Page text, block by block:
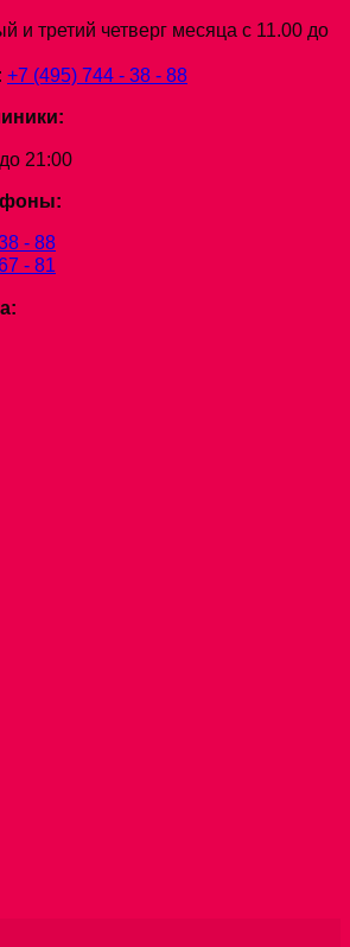
и третий четверг месяца с 11.00 до
+7 (495) 744 - 38 - 88
21:00
- 88
- 81